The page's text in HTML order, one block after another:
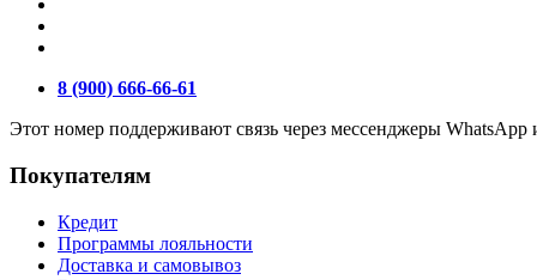
8 (900) 666-66-61
Этот номер поддерживают связь через мессенджеры WhatsApp
Покупателям
Кредит
Программы лояльности
Доставка и самовывоз